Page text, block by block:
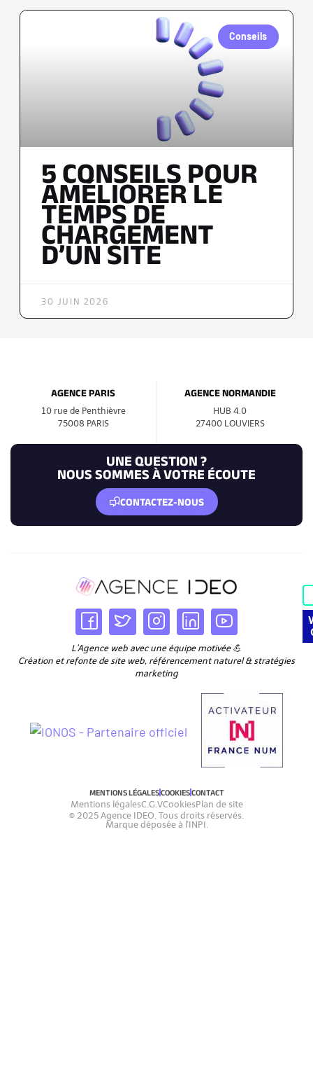
Conseils
5 CONSEILS POUR
AMÉLIORER LE
TEMPS DE
CHARGEMENT
D’UN SITE
30 JUIN 2026
AGENCE PARIS
10 rue de Penthièvre
75008 PARIS
AGENCE NORMANDIE
HUB 4.0
27400 LOUVIERS
UNE QUESTION ?
NOUS SOMMES À VOTRE ÉCOUTE
CONTACTEZ-NOUS
L’Agence web avec une équipe motivée 💪
Création et refonte de site web, référencement naturel & stratégies
marketing
MENTIONS LÉGALESCOOKIESCONTACT
Mentions légalesC.G.VCookiesPlan de site
© 2025 Agence IDEO. Tous droits réservés.
Marque déposée à l'INPI.